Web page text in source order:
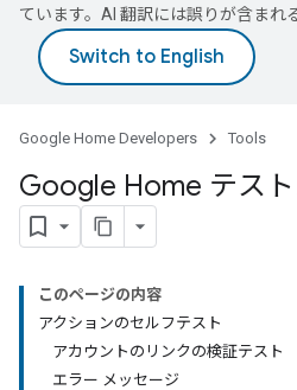
ています。AI 翻訳には誤りが含まれ
Google Home Developers Tools
Google Home テス
このページの内容
アクションのセルフテスト
アカウントのリンクの検証テスト
エラー メッセージ